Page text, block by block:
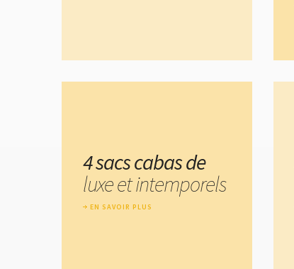
4 sacs cabas de
luxe et intemporels
EN SAVOIR PLUS